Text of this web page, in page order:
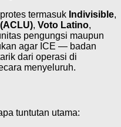
termasuk Indivisible,
, Voto Latino,
pengungsi maupun
agar ICE — badan
dari operasi di
menyeluruh.
tuntutan utama: